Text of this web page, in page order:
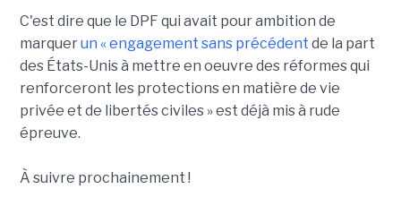
C'est dire que le DPF qui avait pour ambition de
marquerun « engagement sans précédent de la part
des États-Unis à mettre en oeuvre des réformes qui
renforceront les protections en matière de vie
privée et de libertés civiles » est déjà mis à rude
épreuve.
À suivre prochainement !